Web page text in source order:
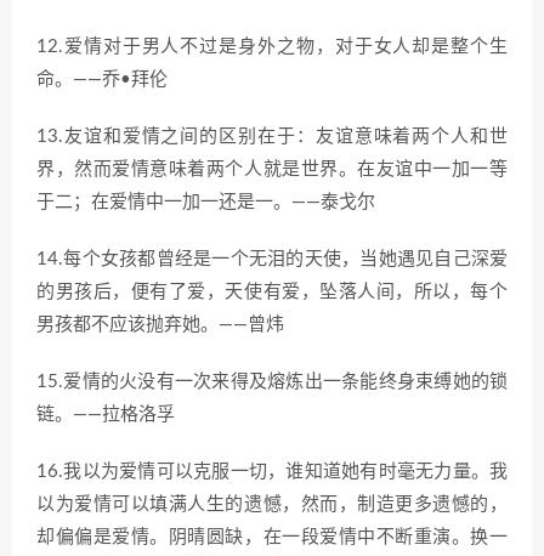
12.爱情对于男人不过是身外之物，对于女人却是整个生
命。——乔•拜伦
13.友谊和爱情之间的区别在于：友谊意味着两个人和世
界，然而爱情意味着两个人就是世界。在友谊中一加一等
于二；在爱情中一加一还是一。——泰戈尔
14.每个女孩都曾经是一个无泪的天使，当她遇见自己深爱
的男孩后，便有了爱，天使有爱，坠落人间，所以，每个
男孩都不应该抛弃她。——曾炜
15.爱情的火没有一次来得及熔炼出一条能终身束缚她的锁
链。——拉格洛孚
16.我以为爱情可以克服一切，谁知道她有时毫无力量。我
以为爱情可以填满人生的遗憾，然而，制造更多遗憾的，
却偏偏是爱情。阴晴圆缺，在一段爱情中不断重演。换一